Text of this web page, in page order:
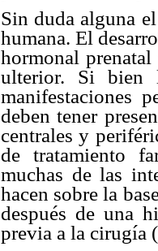
Sin duda alguna
humana. El
hormonal
ulterior. Si bien
manifestaciones
deben tener
centrales y
de tratamiento
muchas de las
hacen sobre la
después de una
previa a la cirugía